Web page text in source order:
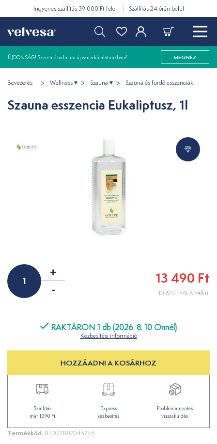
Ingyenes szállítás 39 000 Ft felett Szállítás 24 órán belül
ÚJDONSÁG! Szeretné tudni mi új van a kínálatunkban? MEGNÉZ
Bevezetés Wellness Szauna Szauna és fürdő esszenciák
Szauna esszencia Eukaliptusz, 1l
+
-
13 490 Ft
10 622 FtÁFA nélkül
RAKTÁRON 1 db (2026. 8. 10 Önnél)
Kézbesítési információ
HOZZÁADNI A KOSÁRHOZ
Szállítás
már 1090 Ft
Express
kézbesítés
Problémamentes
visszaküldés
Termékkód: 04027887045746